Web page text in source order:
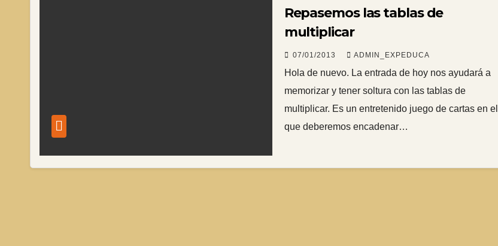
Repasemos las tablas de
multiplicar
07/01/2013 ADMIN_EXPEDUCA
Hola de nuevo. La entrada de hoy nos ayudará a
memorizar y tener soltura con las tablas de
multiplicar. Es un entretenido juego de cartas en el
que deberemos encadenar…